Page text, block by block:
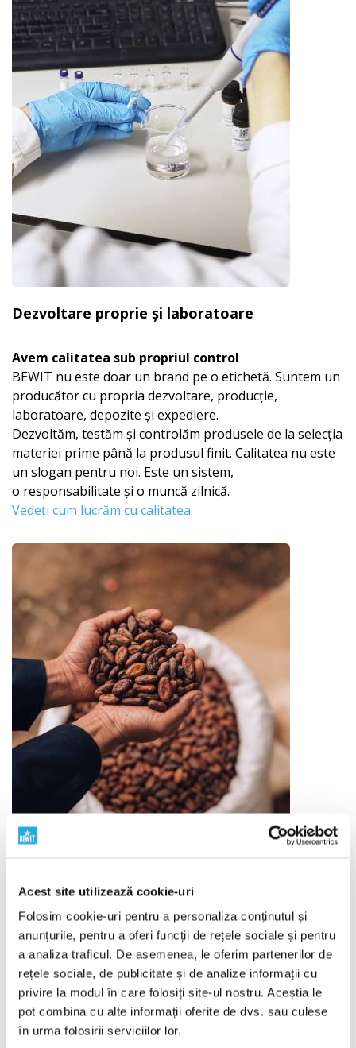
Acest site utilizează cookie-uri
Folosim cookie-uri pentru a personaliza conținutul și
anunțurile, pentru a oferi funcții de rețele sociale și pentru
a analiza traficul. De asemenea, le oferim partenerilor de
rețele sociale, de publicitate și de analize informații cu
privire la modul în care folosiți site-ul nostru. Aceștia le
pot combina cu alte informații oferite de dvs. sau culese
în urma folosirii serviciilor lor.
Dezvoltare proprie și laboratoare
Avem calitatea sub propriul control
BEWIT nu este doar un brand pe o etichetă. Suntem un
producător cu propria dezvoltare, producție,
laboratoare, depozite și expediere.
Dezvoltăm, testăm și controlăm produsele de la selecția
materiei prime până la produsul finit. Calitatea nu este
un slogan pentru noi. Este un sistem,
o responsabilitate și o muncă zilnică.
Vedeți cum lucrăm cu calitatea
De la origine la produsul finitCalitatea începe cu
originea materiei prime. De aceea, selectăm cu atenție
furnizorii, monitorizăm originea, metoda de prelucrare
și semnificația fiecărui ingredient. Lucrăm cu materii
prime BIO, abordare RAW, surse vegetale și materii
prime din natură sălbatică acolo unde are sens.
Combinăm respectul față de natură cu știința, testarea